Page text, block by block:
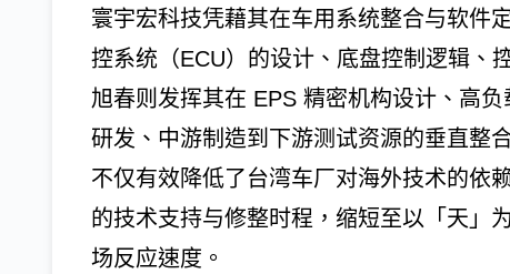
寰宇宏科技凭藉其在车用系统整合与软件
控系统（ECU）的设计、底盘控制逻辑、
旭春则发挥其在 EPS 精密机构设计、高
研发、中游制造到下游测试资源的垂直整
不仅有效降低了台湾车厂对海外技术的依
的技术支持与修整时程，缩短至以「天」
场反应速度。